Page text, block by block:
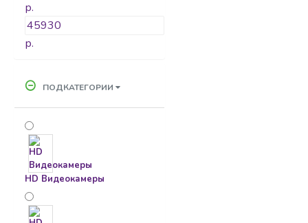
р.
р.
ПОДКАТЕГОРИИ
HD Видеокамеры